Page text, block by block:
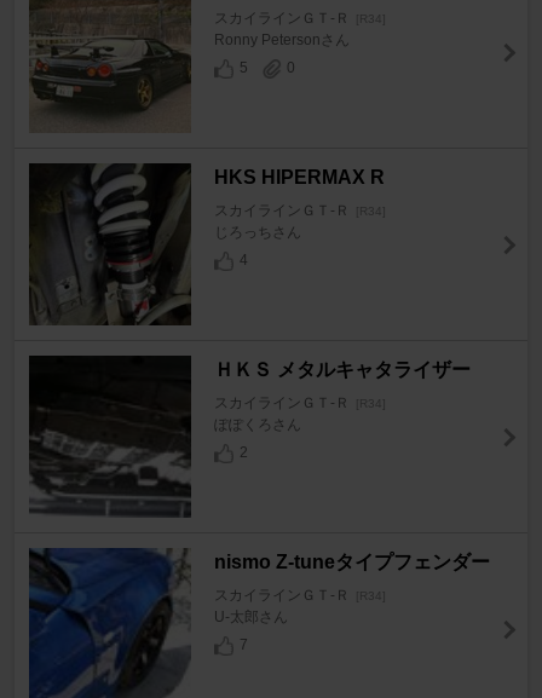
スカイラインＧＴ‐Ｒ [R34]
Ronny Petersonさん
5
0
HKS HIPERMAX R
スカイラインＧＴ‐Ｒ [R34]
じろっちさん
4
ＨＫＳ メタルキャタライザー
スカイラインＧＴ‐Ｒ [R34]
ぽぽくろさん
2
nismo Z-tuneタイプフェンダー
スカイラインＧＴ‐Ｒ [R34]
U-太郎さん
7